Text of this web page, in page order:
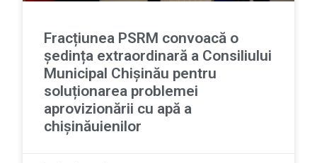
Fracțiunea PSRM convoacă o
ședința extraordinară a Consiliului
Municipal Chișinău pentru
soluționarea problemei
aprovizionării cu apă a
chișinăuienilor